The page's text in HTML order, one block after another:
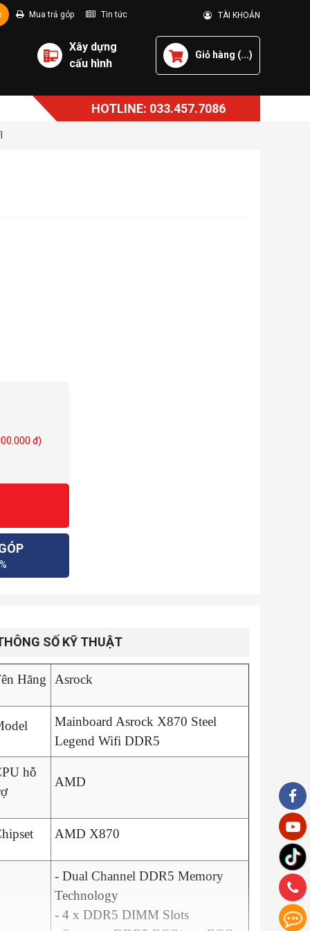
Mua trả góp Tin tức TÀI KHOẢN
Xây dựng
cấu hình
Giỏ hàng (...)
HOTLINE: 033.457.7086
đ)
SỐ KỸ THUẬT
Hãng Asrock
Mainboard Asrock X870 Steel
Legend Wifi DDR5
hỗ
AMD
AMD X870
- Dual Channel DDR5 Memory
Technology
- 4 x DDR5 DIMM Slots